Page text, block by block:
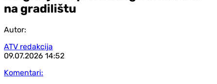
na gradilištu
Autor:
ATV redakcija
09.07.2026 14:52
Komentari: